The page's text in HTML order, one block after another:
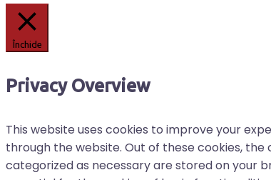
Închide
Privacy Overview
This website uses cookies to improve your
through the website. Out of these cookies, the
categorized as necessary are stored on your